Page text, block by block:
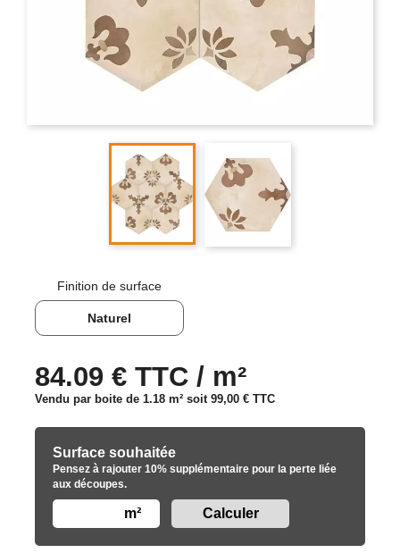
Finition de surface
Naturel
84.09 € TTC / m²
Vendu par boite de 1.18 m² soit 99,00 € TTC
Surface souhaitée
Pensez à rajouter 10% supplémentaire pour la perte liée
aux découpes.
m²